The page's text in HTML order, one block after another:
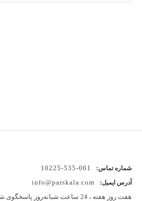
شماره تماس: 061-535-10225
آدرس ایمیل:
info@parskala.com
هفت روز هفته ، 24 ساعت شبانه‌روز پاسخگوی شما هستیم.